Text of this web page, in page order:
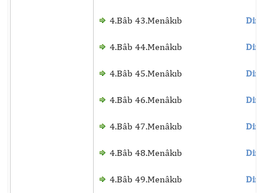
4.Bâb 43.Menâkıb
4.Bâb 44.Menâkıb
4.Bâb 45.Menâkıb
4.Bâb 46.Menâkıb
4.Bâb 47.Menâkıb
4.Bâb 48.Menâkıb
4.Bâb 49.Menâkıb